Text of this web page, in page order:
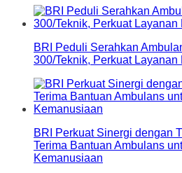
BRI Peduli Serahkan
300/Teknik, Perkuat
BRI Perkuat Sinergi dengan
Terima Bantuan Ambulans
Kemanusiaan